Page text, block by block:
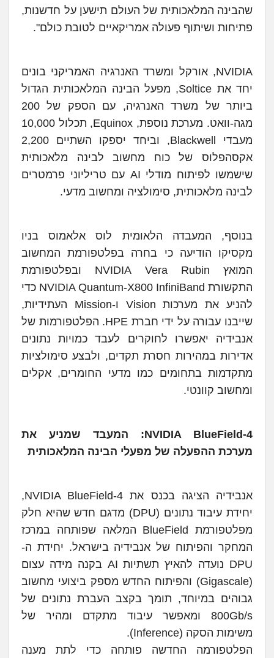
שהבינה המלאכותית של העולם תישען על חדשנות,
פתיחות ושיתוף פעולה אמריקאיים לטובת כולם".
NVIDIA, אורקל ומשרד האנרגיה האמריקני בונים
יחד את Soltice, מפעל הבינה המלאכותית הגדול
ביותר של משרד האנרגיה, עם הספק של 200
מגה-וואט. מערכת נוספת, Equinox, תכלול 10,000
מעבדי Blackwell, וביחד יספקו השתיים 2,200
אקסהפלוס של כוח מחשוב לבינה מלאכותית
שישמשו לפיתוח מודלי AI עם טריליוני פרמטרים
לבינה מלאכותית, סימולציה ומחשוב מדעי.
בנוסף, המעבדה הלאומית לוס אלאמוס בניו
מקסיקו הודיעה כי בחרה בפלטפורמת המחשוב
המואץ NVIDIA Vera Rubin ובפלטפורמת
התקשורת NVIDIA Quantum-X800 InfiniBand כדי
להניע את מערכות Vision ו-Mission העתידיות,
שייבנו עבורה על ידי חברת HPE. הפלטפורמות של
אנבידיה יאפשרו לחוקרים לעבד כמויות נתונים
אדירות במהירות חסרת תקדים, ולבצע סימולציות
מתקדמות בתחומים כמו מדעי החומרים, אקלים
ומחשוב קוונטי.
NVIDIA BlueField-4: המעבד שמניע את
מערכת ההפעלה של מפעלי הבינה המלאכותית
אנבידיה הציגה בכנס את NVIDIA BlueField-4,
יחידת עיבוד נתונים (DPU) מדגם חדש שהיא חלק
מפלטפורמת BlueField המלאה שפותחה במרכז
המחקר והפיתוח של אנבידיה בישראל. יחידת ה-
DPU נועדה להאיץ תשתיות AI בקנה מידה עצום
(Gigascale) והפיתוח החדש מספק ביצועי מחשוב
גבוהים במיוחד, תומך בקצב העברת נתונים של
800Gb/s ומאפשר עיבוד מתקדם ומהיר של
משימות הסקה (Inference).
הפלטפורמה החדשה פותחה כדי לתת מענה